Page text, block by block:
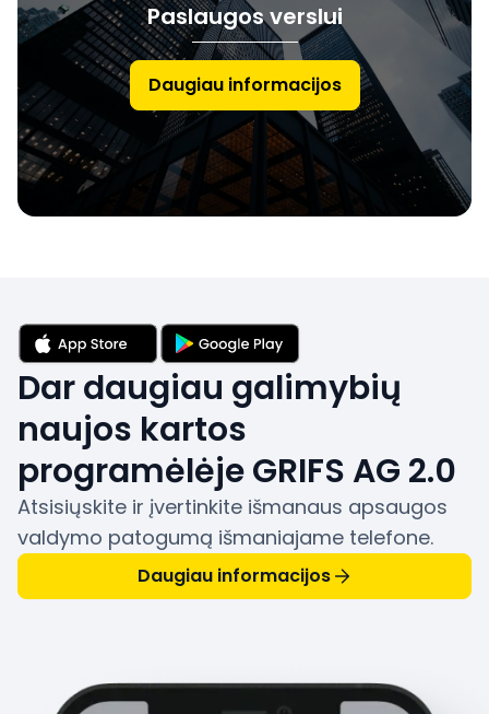
Paslaugos verslui
Daugiau informacijos
Dar daugiau galimybių
naujos kartos
programėlėje GRIFS AG 2.0
Atsisiųskite ir įvertinkite išmanaus apsaugos
valdymo patogumą išmaniajame telefone.
Daugiau informacijos